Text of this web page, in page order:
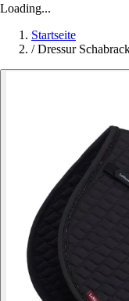
Loading...
Startseite
/ Dressur